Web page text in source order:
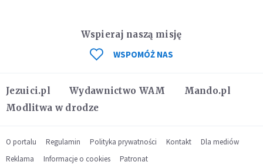
Jezuici.pl Wydawnictwo WAM
Mando.pl
Modlitwa w drodze
Wspieraj naszą misję
WSPOMÓŻ NAS
O portalu Regulamin Polityka prywatności Kontakt
Dla mediów
Reklama
Informacje o cookies Patronat